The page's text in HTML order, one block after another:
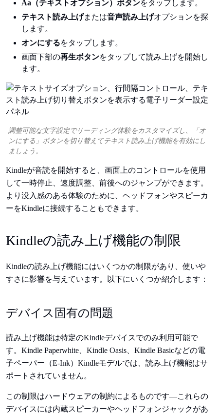
Aa（テキストオプション）ボタンをタップします。
テキスト読み上げまたは音声読み上げオプションを探
します。
オンにするをタップします。
画面下部の再生ボタンをタップして読み上げを開始し
ます。
調整可能な文字設定でリーディング体験をカスタマイズし、「オ
ンにする」ボタンを切り替えてテキスト読み上げ機能を有効にし
ましょう。
Kindleが音読を開始すると、画面上のコントロールを使用
して一時停止、速度調整、前後へのジャンプができます。
より没入感のある体験のために、ヘッドフォンやスピーカ
ーをKindleに接続することもできます。
Kindleの読み上げ機能の制限
Kindleの読み上げ機能にはいくつかの制限があり、使いや
すさに影響を与えています。以下にいくつか紹介します：
デバイス固有の問題
読み上げ機能は特定のKindleデバイスでのみ利用可能で
す。Kindle Paperwhite、Kindle Oasis、Kindle Basicなどの電
子ペーパー（E-Ink）Kindleモデルでは、読み上げ機能はサ
ポートされていません。
この制限はハードウェアの制約によるものです—これらの
デバイスには内蔵スピーカーやヘッドフォンジャックがあ